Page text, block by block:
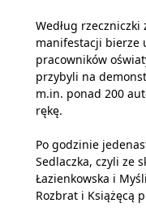
Według
manifestacji bierze
pracowników
przybyli na
m.in. ponad 200
rękę.
Po godzinie
Sedlaczka, czyli ze
Łazienkowska i
Rozbrat i Książęcą